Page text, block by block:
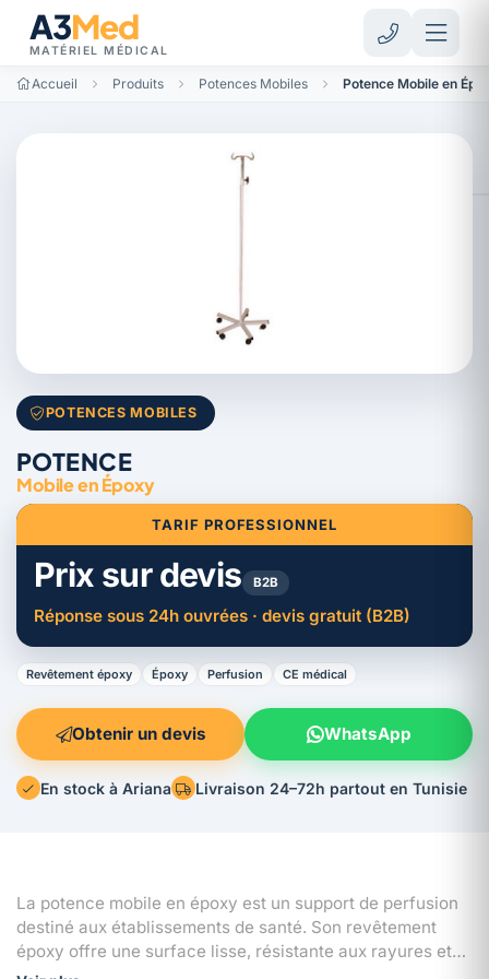
A3Med
MATÉRIEL MÉDICAL
Accueil Produits Potences Mobiles Potence Mobile en
POTENCES MOBILES
POTENCE
Mobile en Époxy
TARIF PROFESSIONNEL
Prix sur devis B2B
Réponse sous 24h ouvrées · devis gratuit (B2B)
Revêtement époxy Époxy Perfusion CE médical
Obtenir un devis WhatsApp
En stock à Ariana Livraison 24–72h partout en Tunisie
La potence mobile en époxy est un support de perfusion
destiné aux établissements de santé. Son revêtement
époxy offre une surface lisse, résistante aux rayures et